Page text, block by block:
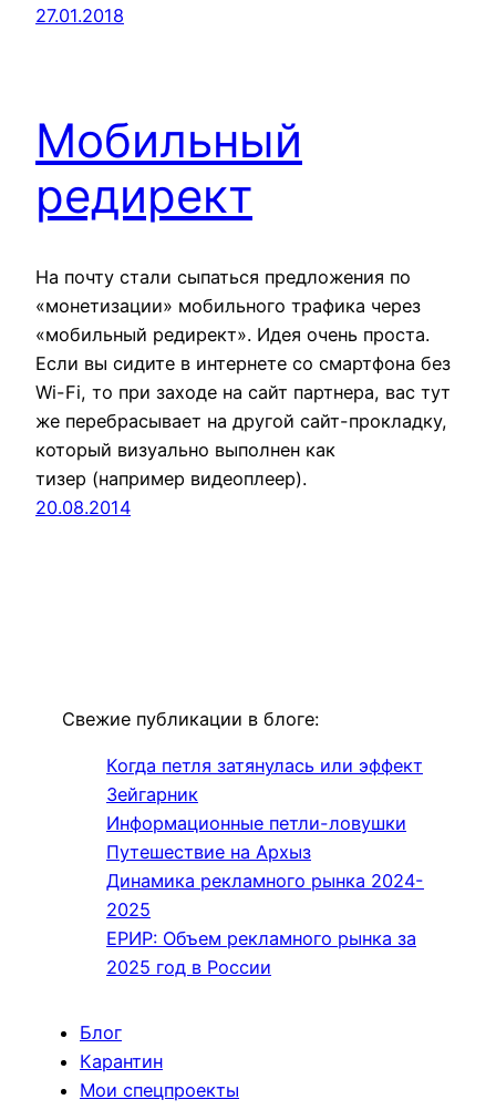
27.01.2018
Мобильный
редирект
На почту стали сыпаться предложения по
«монетизации» мобильного трафика через
«мобильный редирект». Идея очень проста.
Если вы сидите в интернете со смартфона без
Wi-Fi, то при заходе на сайт партнера, вас тут
же перебрасывает на другой сайт-прокладку,
который визуально выполнен как
тизер (например видеоплеер).
20.08.2014
Свежие публикации в блоге:
Когда петля затянулась или эффект
Зейгарник
Информационные петли-ловушки
Путешествие на Архыз
Динамика рекламного рынка 2024-
2025
ЕРИР: Объем рекламного рынка за
2025 год в России
Блог
Карантин
Мои спецпроекты